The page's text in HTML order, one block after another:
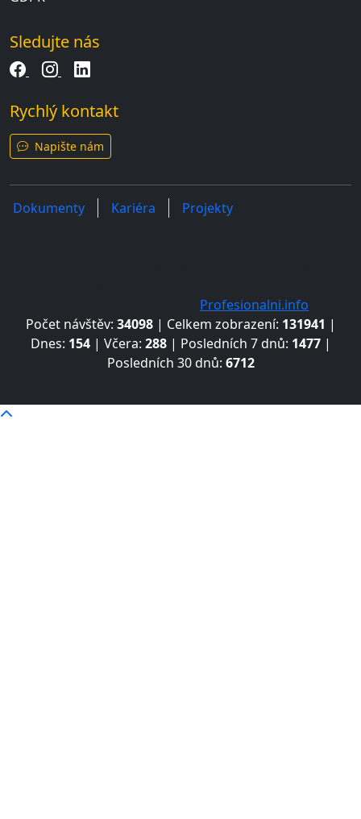
Sledujte nás
Rychlý kontakt
Napište nám
Dokumenty Kariéra Projekty
Profesionalni.info
Počet návštěv: 34098| Celkem zobrazení: 131941 |
Dnes: 154| Včera: 288| Posledních 7 dnů: 1477|
Posledních 30 dnů: 6712